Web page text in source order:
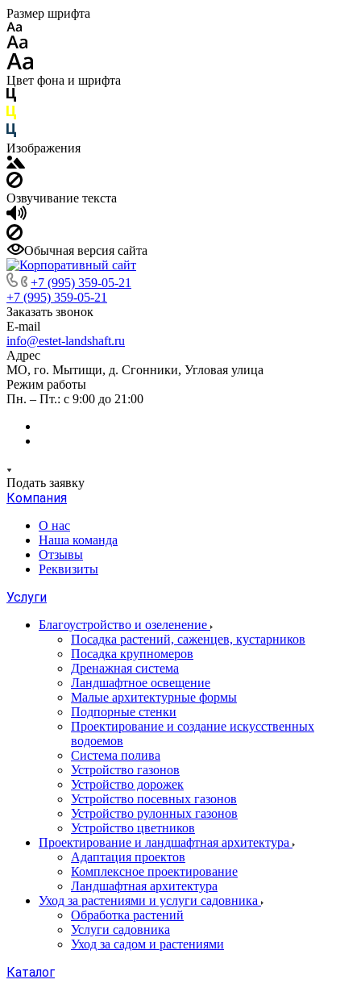
Размер шрифта
Цвет фона и шрифта
Изображения
Озвучивание текста
Обычная версия сайта
+7 (995) 359-05-21
+7 (995) 359-05-21
Заказать звонок
E-mail
info@estet-landshaft.ru
Адрес
МО, го. Мытищи, д. Сгонники, Угловая улица
Режим работы
Пн. – Пт.: с 9:00 до 21:00
Подать заявку
Компания
О нас
Наша команда
Отзывы
Реквизиты
Услуги
Благоустройство и озеленение
Посадка растений, саженцев, кустарников
Посадка крупномеров
Дренажная система
Ландшафтное освещение
Малые архитектурные формы
Подпорные стенки
Проектирование и создание искусственных
водоемов
Система полива
Устройство газонов
Устройство дорожек
Устройство посевных газонов
Устройство рулонных газонов
Устройство цветников
Проектирование и ландшафтная архитектура
Адаптация проектов
Комплексное проектирование
Ландшафтная архитектура
Уход за растениями и услуги садовника
Обработка растений
Услуги садовника
Уход за садом и растениями
Каталог